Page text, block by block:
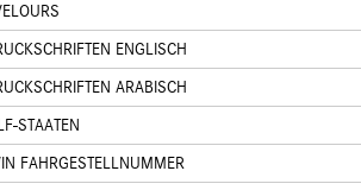
ENGLISCH
ARABISCH
STAATEN
FAHRGESTELLNUMMER